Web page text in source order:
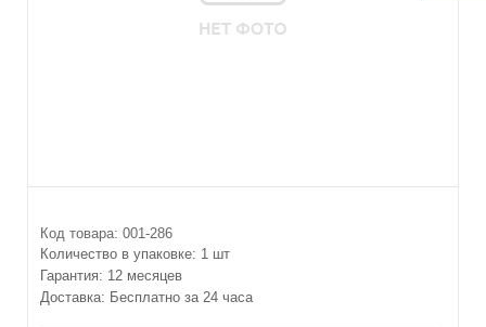
Код товара: 001-286
Количество в упаковке: 1 шт
Гарантия: 12 месяцев
Доставка: Бесплатно за 24 часа